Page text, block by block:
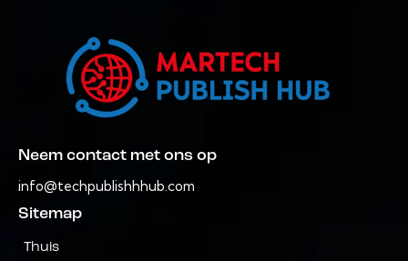
Neem contact met ons op
info@techpublishhhub.com
Sitemap
Thuis